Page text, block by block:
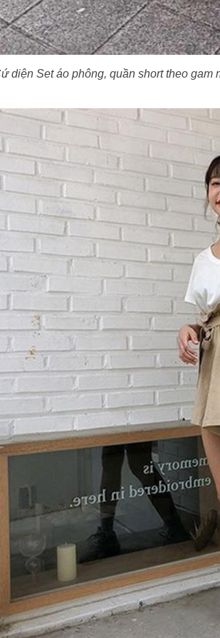
diện Set áo phông, quần short theo gam